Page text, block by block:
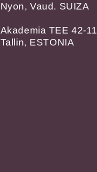
Nyon, Vaud. SUIZA
Akademia TEE 42-11
Tallin, ESTONIA